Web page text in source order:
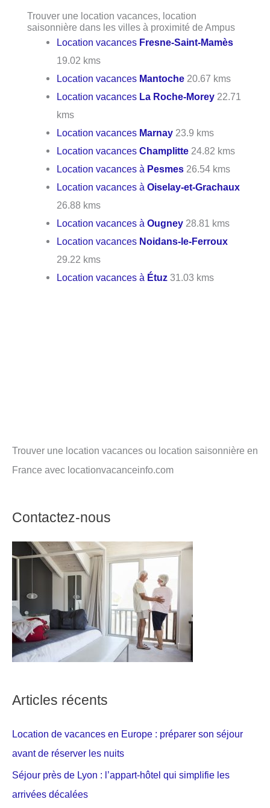
Trouver une location vacances, location
saisonnière dans les villes à proximité de Ampus
Location vacances Fresne-Saint-Mamès
19.02 kms
Location vacances Mantoche 20.67 kms
Location vacances La Roche-Morey 22.71
kms
Location vacances Marnay 23.9 kms
Location vacancesChamplitte 24.82 kms
Location vacances à Pesmes 26.54 kms
Location vacances àOiselay-et-Grachaux
26.88 kms
Location vacances àOugney 28.81 kms
Location vacances Noidans-le-Ferroux
29.22 kms
Location vacances à Étuz 31.03 kms
Trouver une location vacances ou location saisonnière en
France avec locationvacanceinfo.com
Contactez-nous
Articles récents
Location de vacances en Europe : préparer son séjour
avant de réserver les nuits
Séjour près de Lyon : l’appart-hôtel qui simplifie les
arrivées décalées